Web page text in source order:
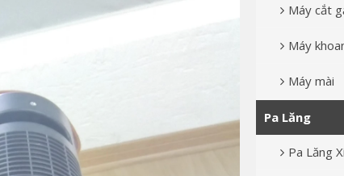
Máy cắt
Máy
Máy mài
Pa Lăng
Pa Lăng